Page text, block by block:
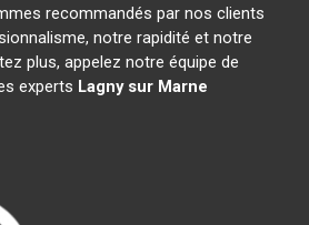
recommandés par nos clients
notre rapidité et notre
plus, appelez notre équipe de
experts Lagny sur Marne